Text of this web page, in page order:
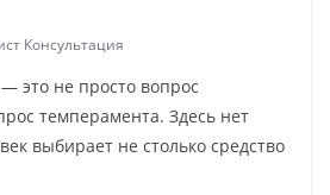
Консультация
это не просто вопрос
темперамента. Здесь нет
выбирает не столько средство